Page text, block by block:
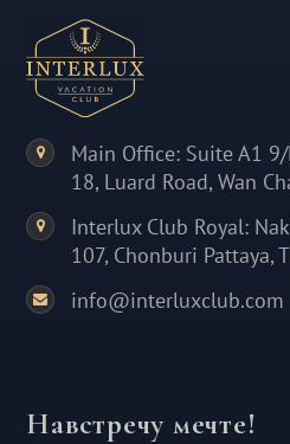
Main Office: Suite A1
18, Luard Road, Wan
Interlux Club Royal:
107, Chonburi Pattaya,
info@interluxclub.com
Навстречу мечте!